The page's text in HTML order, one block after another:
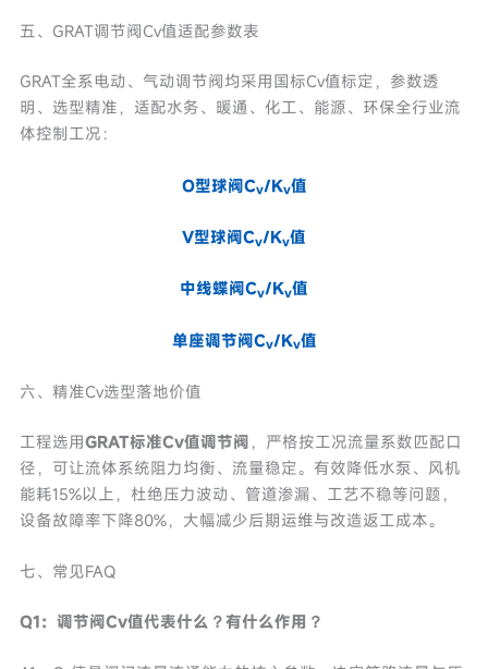
五、GRAT调节阀Cv值适配参数表
GRAT全系电动、气动调节阀均采用国标Cv值标定，参数透
明、选型精准，适配水务、暖通、化工、能源、环保全行业流
体控制工况：
O型球阀Cv/Kv值
V型球阀Cv/Kv值
中线蝶阀Cv/Kv值
单座调节阀Cv/Kv值
六、精准Cv选型落地价值
工程选用GRAT标准Cv值调节阀 ，严格按工况流量系数匹配口
径，可让流体系统阻力均衡、流量稳定。有效降低水泵、风机
能耗15%以上，杜绝压力波动、管道渗漏、工艺不稳等问题，
设备故障率下降80%，大幅减少后期运维与改造返工成本。
七、常见FAQ
Q1：调节阀Cv值代表什么？有什么作用？